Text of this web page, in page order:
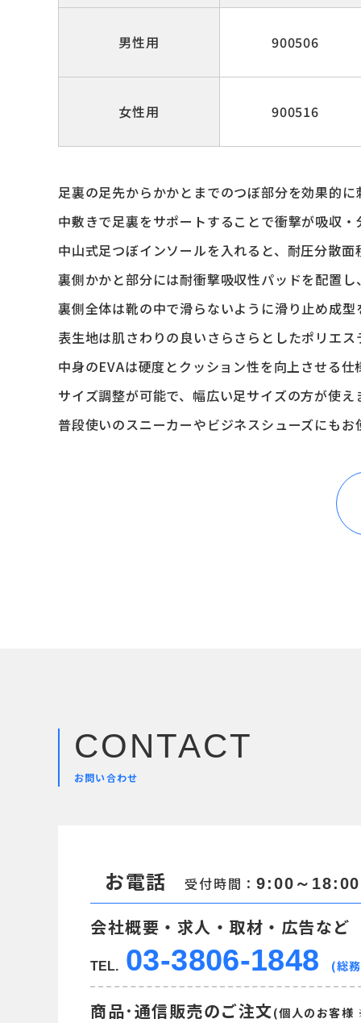
男性用 900506
女性用 900516
足裏の足先からかかとまでのつぼ部分を効果的
中敷きで足裏をサポートすることで衝撃が吸収
中山式足つぼインソールを入れると、耐圧分散
裏側かかと部分には耐衝撃吸収性パッドを配置
裏側全体は靴の中で滑らないように滑り止め成型
表生地は肌さわりの良いさらさらとしたポリエ
中身のEVAは硬度とクッション性を向上させる
サイズ調整が可能で、幅広い足サイズの方が使え
普段使いのスニーカーやビジネスシューズにもお
CONTACT
お問い合わせ
お電話 受付時間：9:00～18:00
会社概要・求人・取材・広告など
TEL. 03-3806-1848 (総
商品･通信販売のご注文(個人のお客様